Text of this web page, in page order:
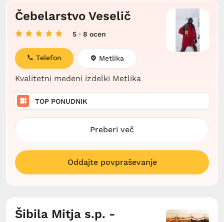
Čebelarstvo Veselič
5 · 8 ocen
Kvalitetni medeni izdelki Metlika
Telefon Metlika
TOP PONUDNIK
Preberi več
Oddajte povpraševanje
Šibila Mitja s.p. -